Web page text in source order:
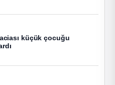
küçük çocuğu